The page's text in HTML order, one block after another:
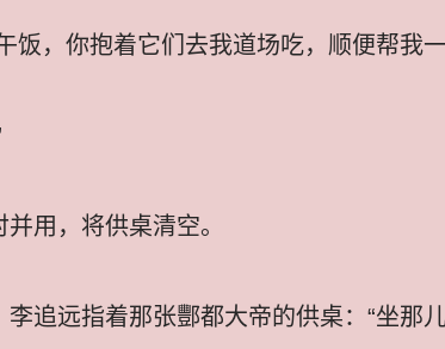
饭，你抱着它们去我道场吃，顺便帮我
并用，将供桌清空。
李追远指着那张酆都大帝的供桌：“坐那